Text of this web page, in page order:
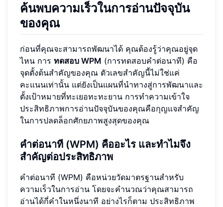
ค้นพบความเร็วในการอ่านปัจจุบัน
ของคุณ
ก่อนที่คุณจะสามารถพัฒนาได้ คุณต้องรู้ว่าคุณอยู่จุด
ไหน การ ทดสอบ WPM (การทดสอบคำต่อนาที) คือ
จุดตั้งต้นสำคัญของคุณ ตัวเลขสำคัญนี้ไม่ใช่แค่
คะแนนเท่านั้น แต่ยังเป็นแผนที่นำทางสู่การพัฒนาและ
ตั้งเป้าหมายที่ทะเยอทะทะยาน การทำความเข้าใจ
ประสิทธิภาพการอ่านปัจจุบันของคุณคือกุญแจสำคัญ
ในการปลดล็อกศักยภาพสูงสุดของคุณ
คำต่อนาที (WPM) คืออะไร และทำไมจึง
สำคัญต่อประสิทธิภาพ
คำต่อนาที (WPM) คือหน่วยวัดมาตรฐานสำหรับ
ความเร็วในการอ่าน โดยจะคำนวณว่าคุณสามารถ
อ่านได้กี่คำในหนึ่งนาที อย่างไรก็ตาม ประสิทธิภาพ